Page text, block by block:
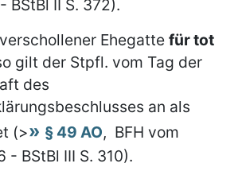
BStBl II S. 372).
Ehegatte für tot
gilt der Stpfl. vom Tag der
des
an als
(>
§ 49 AO, BFH vom
- BStBl III S. 310).